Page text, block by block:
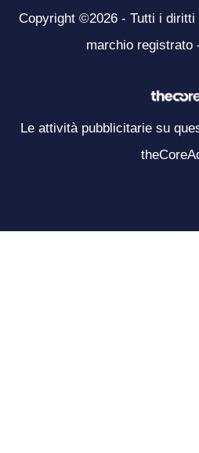
Copyright ©2026 - Tutti i diritti
marchio registrato
Le attività pubblicitarie su